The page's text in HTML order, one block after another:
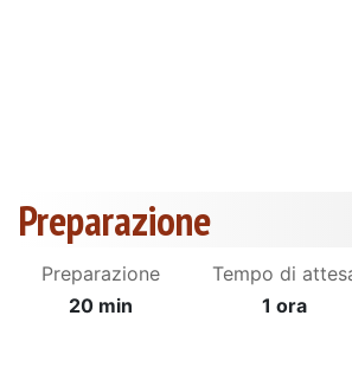
Preparazione
Preparazione
20 min
Tempo di
1 ora